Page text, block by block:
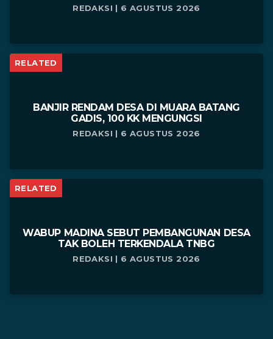
REDAKSI | 6 AGUSTUS 2026
RELATED
BANJIR RENDAM DESA DI MUARA BATANG
GADIS, 100 KK MENGUNGSI
REDAKSI | 6 AGUSTUS 2026
RELATED
WABUP MADINA SEBUT PEMBANGUNAN DESA
TAK BOLEH TERKENDALA TNBG
REDAKSI | 6 AGUSTUS 2026